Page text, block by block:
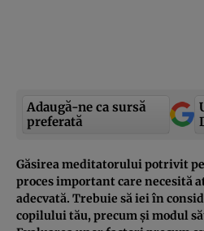
Adaugă-ne ca sursă
preferată
Găsirea meditatorului potrivit
proces important care necesită
adecvată. Trebuie să iei în
copilului tău, precum și modul